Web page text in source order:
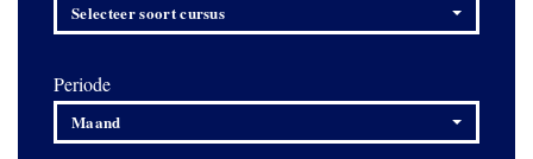
Selecteer soort cursus
Periode
Maand